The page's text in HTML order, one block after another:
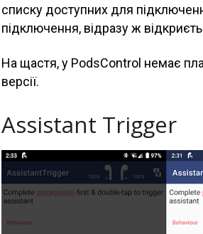
списку доступних для
підключення, відразу ж
На щастя, у PodsControl немає
версії.
Assistant Trigger